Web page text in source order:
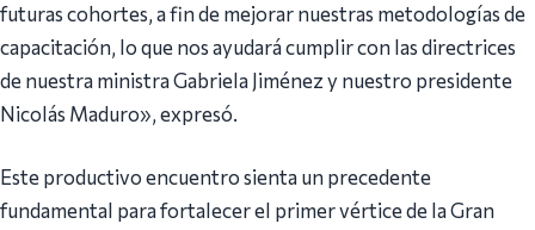
futuras cohortes, a fin de mejorar nuestras metodologías de
capacitación, lo que nos ayudará cumplir con las directrices
de nuestra ministra Gabriela Jiménez y nuestro presidente
Nicolás Maduro», expresó.
Este productivo encuentro sienta un precedente
fundamental para fortalecer el primer vértice de la Gran